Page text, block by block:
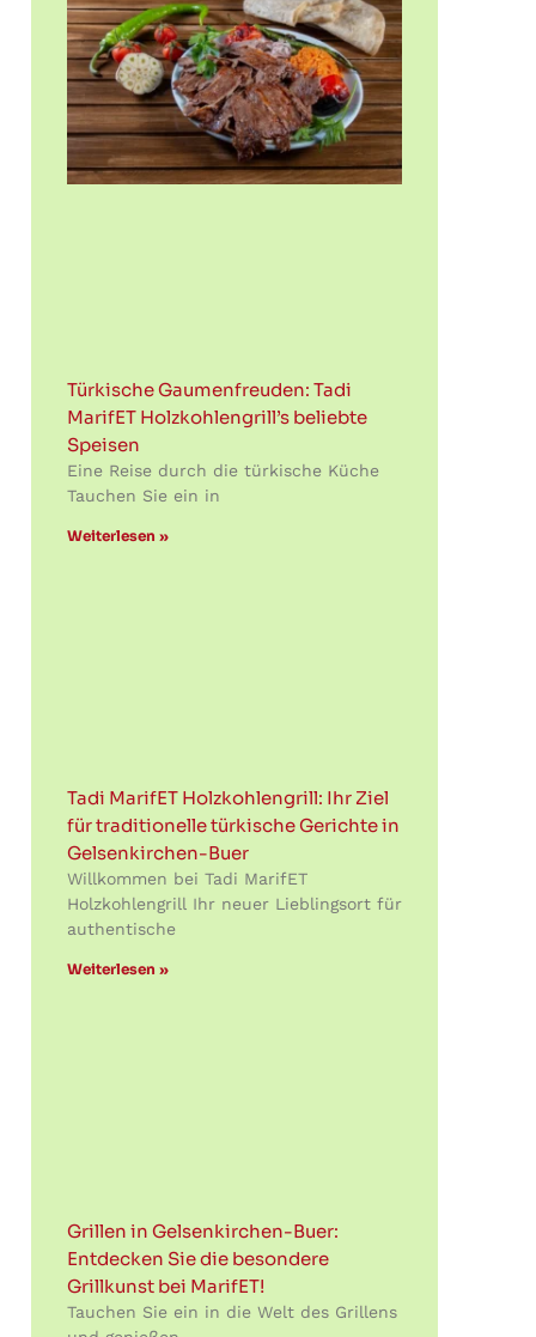
Türkische Gaumenfreuden: Tadi
MarifET Holzkohlengrill’s beliebte
Speisen
Eine Reise durch die türkische Küche
Tauchen Sie ein in
Weiterlesen »
Tadi MarifET Holzkohlengrill: Ihr Ziel
für traditionelle türkische Gerichte in
Gelsenkirchen-Buer
Willkommen bei Tadi MarifET
Holzkohlengrill Ihr neuer Lieblingsort für
authentische
Weiterlesen »
Grillen in Gelsenkirchen-Buer:
Entdecken Sie die besondere
Grillkunst bei MarifET!
Tauchen Sie ein in die Welt des Grillens